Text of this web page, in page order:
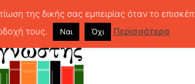
της δικής σας εμπειρίας όταν το
τους.
Ναι Όχι Περισσότερα